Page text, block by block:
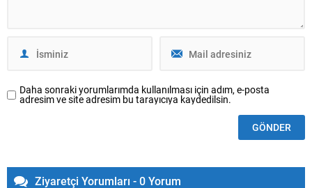
Daha sonraki yorumlarımda kullanılması için adım, e-posta
adresim ve site adresim bu tarayıcıya kaydedilsin.
Ziyaretçi Yorumları - 0 Yorum